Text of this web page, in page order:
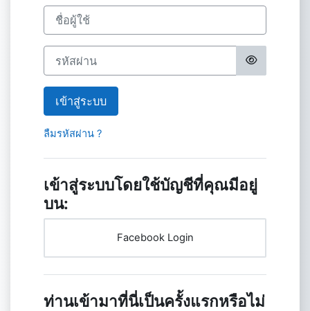
ข้ามไปสร้างบัญชีผู้ใหญ่ใหม่
ชื่อผู้ใช้
เข้าสู่ระบบ
ลืมรหัสผ่าน ?
เข้าสู่ระบบโดยใช้บัญชีที่คุณมีอยู่
บน:
Facebook Login
ท่านเข้ามาที่นี่เป็นครั้งแรกหรือไม่